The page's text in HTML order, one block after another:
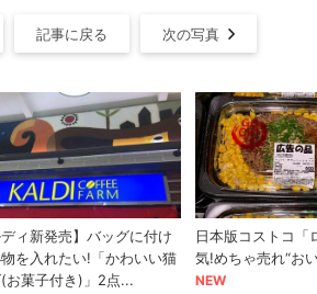
記事に戻る 次の写真